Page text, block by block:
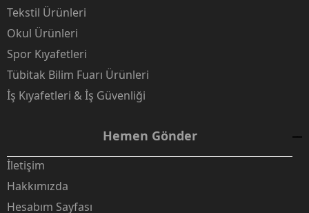
Tekstil Ürünleri
Okul Ürünleri
Spor Kıyafetleri
Tübitak Bilim Fuarı Ürünleri
İş Kıyafetleri & İş Güvenliği
Hemen Gönder
İletişim
Hakkımızda
Hesabım Sayfası